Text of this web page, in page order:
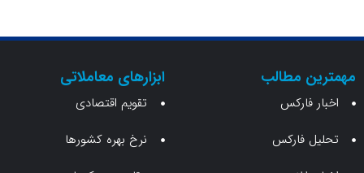
مطالب
فارکس
فارکس
ابزارهای معاملاتی
تقویم اقتصادی
نرخ بهره کشورها